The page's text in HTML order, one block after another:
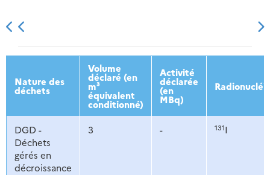
2013 2014 2015 2016
Nature des
déchets
Volume
déclaré (en
m³
équivalent
conditionné)
Activité
déclarée
(en
MBq)
DGD -
Déchets
gérés en
décroissance
3 - 131I